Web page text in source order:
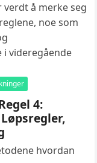
å merke seg
noe som
videregående
4:
hvordan